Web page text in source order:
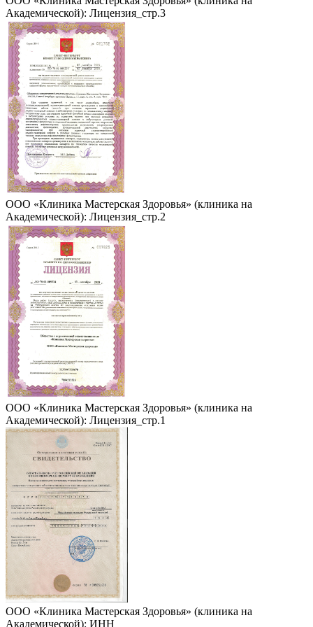
Академической): Лицензия_стр.3
ООО «Клиника Мастерская Здоровья» (клиника на
Академической): Лицензия_стр.2
ООО «Клиника Мастерская Здоровья» (клиника на
Академической): Лицензия_стр.1
ООО «Клиника Мастерская Здоровья» (клиника на
Академической): ИНН